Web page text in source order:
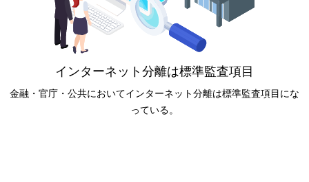
インターネット分離は標準監査項目
金融・官庁・公共においてインターネット分離は標準監査項目にな
っている。